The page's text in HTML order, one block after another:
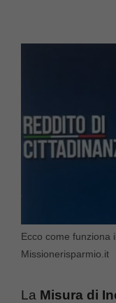
Ecco come funziona
Missionerisparmio.it
La Misura di